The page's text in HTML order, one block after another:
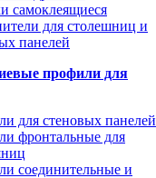
самоклеящиеся
для столешниц и
панелей
профили для
для стеновых панелей
фронтальные для
соединительные и